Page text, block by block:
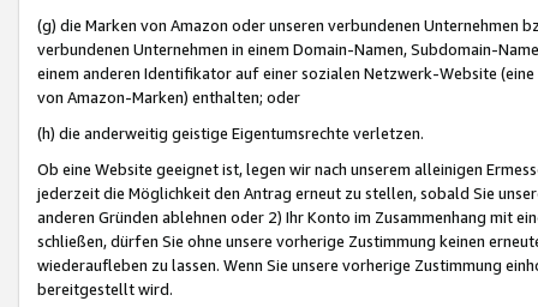
(g) die Marken von Amazon oder unseren verbundenen Unternehmen
verbundenen Unternehmen in einem Domain-Namen, Subdomain-
einem anderen Identifikator auf einer sozialen Netzwerk-Website
von Amazon-Marken) enthalten; oder
(h) die anderweitig geistige Eigentumsrechte verletzen.
Ob eine Website geeignet ist, legen wir nach unserem alleinigen
jederzeit die Möglichkeit den Antrag erneut zu stellen, sobald Sie
anderen Gründen ablehnen oder 2) Ihr Konto im Zusammenhang mit
schließen, dürfen Sie ohne unsere vorherige Zustimmung keinen
wiederaufleben zu lassen. Wenn Sie unsere vorherige Zustimmung
bereitgestellt wird.